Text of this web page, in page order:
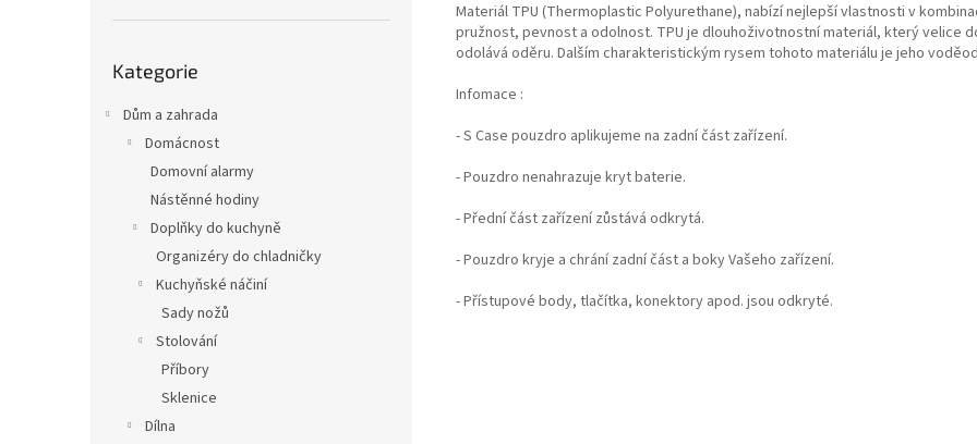
kategorie
Kategorie
Dům a zahrada
Domácnost
Domovní alarmy
Nástěnné hodiny
Doplňky do kuchyně
Organizéry do chladničky
Kuchyňské náčiní
Sady nožů
Stolování
Příbory
Sklenice
Dílna
Materiál TPU (Thermoplastic Polyurethane), nabízí nejlepší vlastnosti v
pružnost, pevnost a odolnost. TPU je dlouhoživotnostní materiál, který velice
odolává oděru. Dalším charakteristickým rysem tohoto materiálu je jeho
Infomace :
- S Case pouzdro aplikujeme na zadní část zařízení.
- Pouzdro nenahrazuje kryt baterie.
- Přední část zařízení zůstává odkrytá.
- Pouzdro kryje a chrání zadní část a boky Vašeho zařízení.
- Přístupové body, tlačítka, konektory apod. jsou odkryté.